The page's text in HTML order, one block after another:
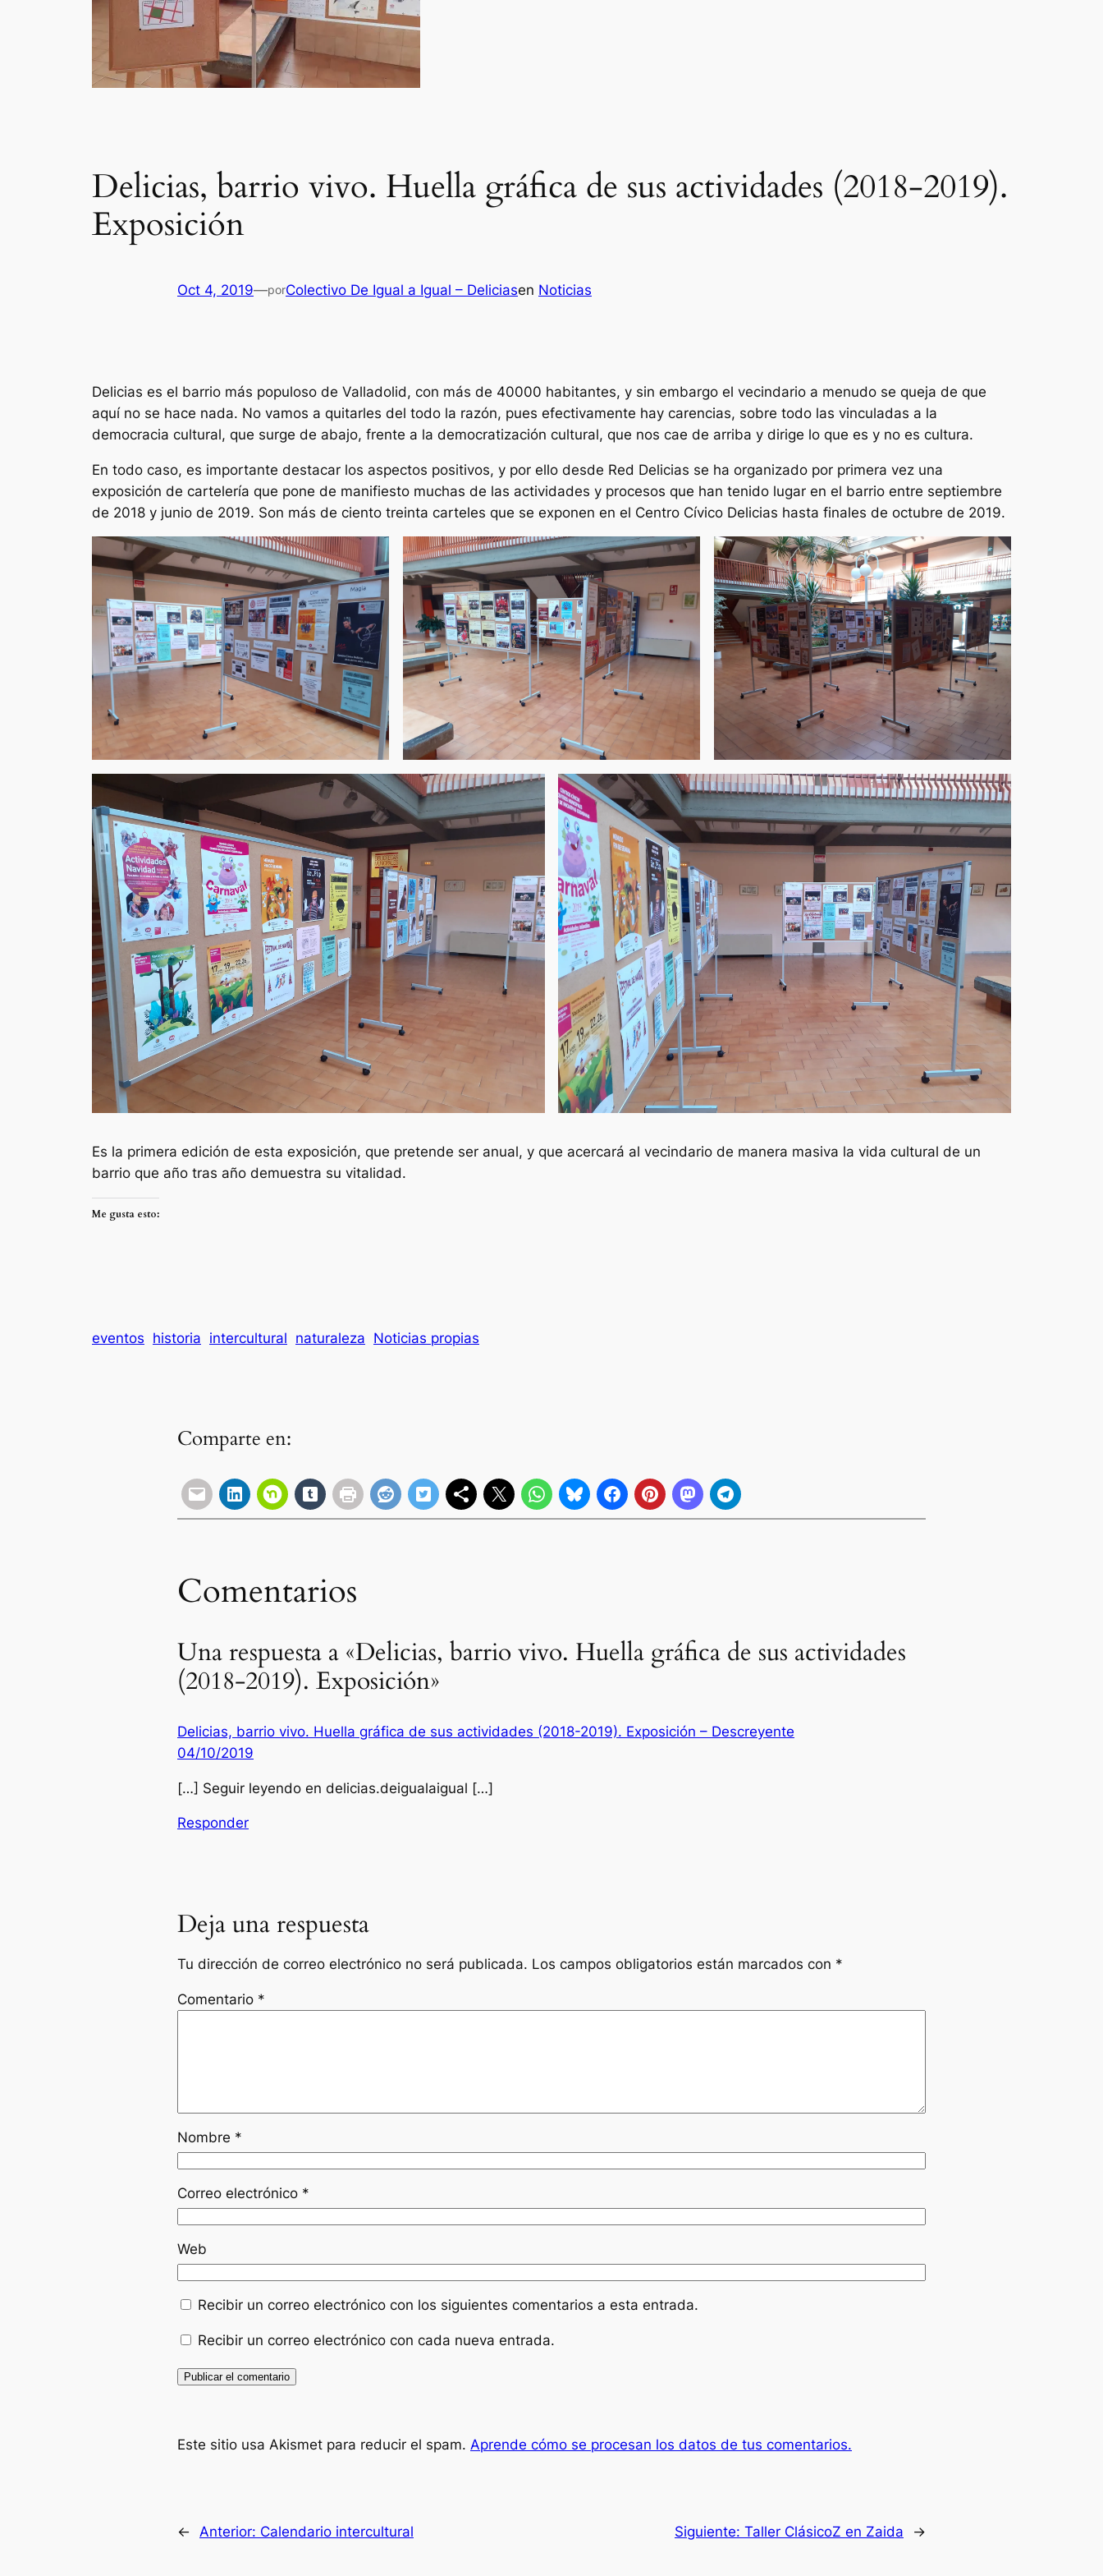
Delicias, barrio vivo. Huella gráfica de sus actividades (2018-2019).
Exposición
Oct 4, 2019—porColectivo De Igual a Igual – Deliciasen Noticias
Delicias es el barrio más populoso de Valladolid, con más de 40000 habitantes, y sin embargo el vecindario a menudo se queja de que
aquí no se hace nada. No vamos a quitarles del todo la razón, pues efectivamente hay carencias, sobre todo las vinculadas a la
democracia cultural, que surge de abajo, frente a la democratización cultural, que nos cae de arriba y dirige lo que es y no es cultura.
En todo caso, es importante destacar los aspectos positivos, y por ello desde Red Delicias se ha organizado por primera vez una
exposición de cartelería que pone de manifiesto muchas de las actividades y procesos que han tenido lugar en el barrio entre septiembre
de 2018 y junio de 2019. Son más de ciento treinta carteles que se exponen en el Centro Cívico Delicias hasta finales de octubre de 2019.
Es la primera edición de esta exposición, que pretende ser anual, y que acercará al vecindario de manera masiva la vida cultural de un
barrio que año tras año demuestra su vitalidad.
Me gusta esto:
eventos historia intercultural naturaleza Noticias propias
Comparte en:
Comentarios
Una respuesta a «Delicias, barrio vivo. Huella gráfica de sus actividades
(2018-2019). Exposición»
Delicias, barrio vivo. Huella gráfica de sus actividades (2018-2019). Exposición – Descreyente
04/10/2019
[…] Seguir leyendo en delicias.deigualaigual […]
Responder
Deja una respuesta
Tu dirección de correo electrónico no será publicada. Los campos obligatorios están marcados con *
Comentario *
Nombre *
Correo electrónico *
Web
Recibir un correo electrónico con los siguientes comentarios a esta entrada.
Recibir un correo electrónico con cada nueva entrada.
Este sitio usa Akismet para reducir el spam. Aprende cómo se procesan los datos de tus comentarios.
← Anterior: Calendario intercultural Siguiente: Taller ClásicoZ en Zaida →